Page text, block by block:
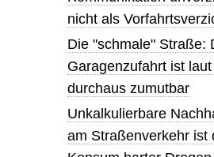
nicht als
Die "schmale" Straße:
Garagenzufahrt ist
durchaus zumutbar
Unkalkulierbare
am Straßenverkehr ist